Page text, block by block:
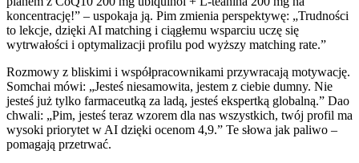
koncentrację!” – uspokaja ją. Pim zmienia perspektywę: „Trudności
to lekcje, dzięki AI matching i ciągłemu wsparciu uczę się
wytrwałości i optymalizacji profilu pod wyższy matching rate.”
Rozmowy z bliskimi i współpracownikami przywracają motywację.
Somchai mówi: „Jesteś niesamowita, jestem z ciebie dumny. Nie
jesteś już tylko farmaceutką za ladą, jesteś ekspertką globalną.” Dao
chwali: „Pim, jesteś teraz wzorem dla nas wszystkich, twój profil ma
wysoki priorytet w AI dzięki ocenom 4,9.” Te słowa jak paliwo –
pomagają przetrwać.